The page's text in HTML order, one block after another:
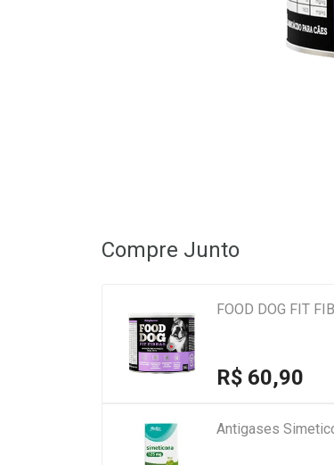
Compre Junto
FOOD DOG FIT
R$ 60,90
Antigases